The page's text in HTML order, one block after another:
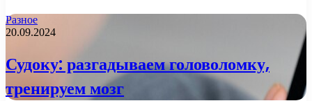
Разное
20.09.2024
Судоку: разгадываем головоломку,
тренируем мозг